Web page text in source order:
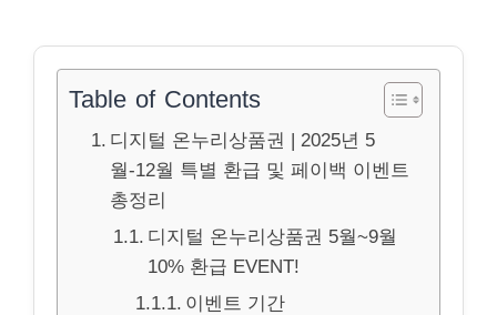
Table of Contents
디지털 온누리상품권 | 2025년 5
월-12월 특별 환급 및 페이백 이벤트
총정리
디지털 온누리상품권 5월~9월
10% 환급 EVENT!
이벤트 기간